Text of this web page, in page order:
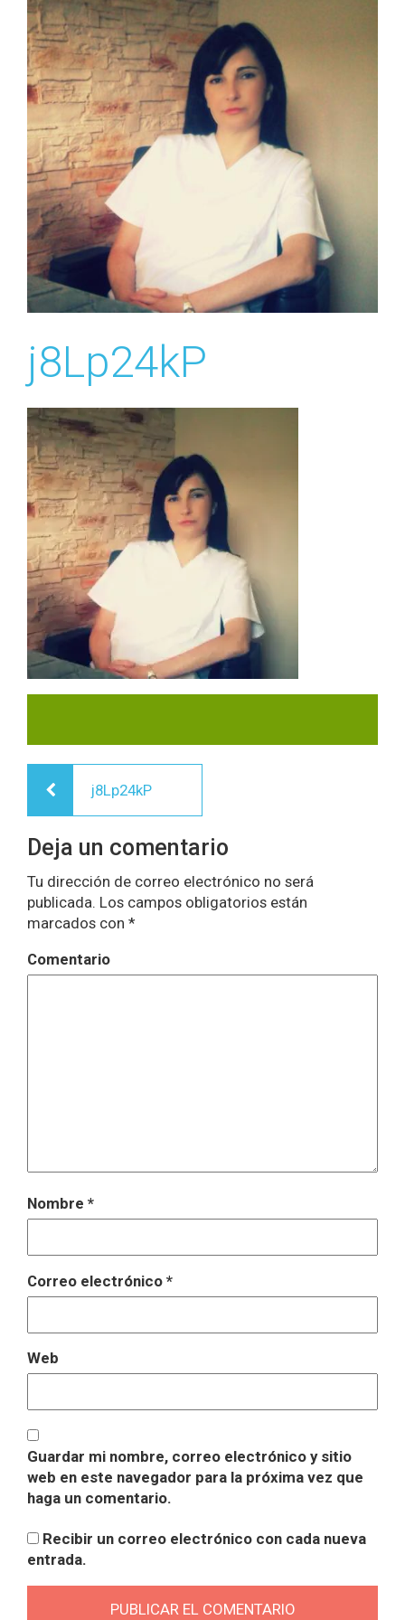
j8Lp24kP
Navegación
de
entradas
j8Lp24kP
Deja un comentario
Tu dirección de correo electrónico no será
publicada. Los campos obligatorios están
marcados con *
Comentario
Nombre *
Correo electrónico *
Web
Guardar mi nombre, correo electrónico y sitio
web en este navegador para la próxima vez que
haga un comentario.
Recibir un correo electrónico con cada nueva
entrada.